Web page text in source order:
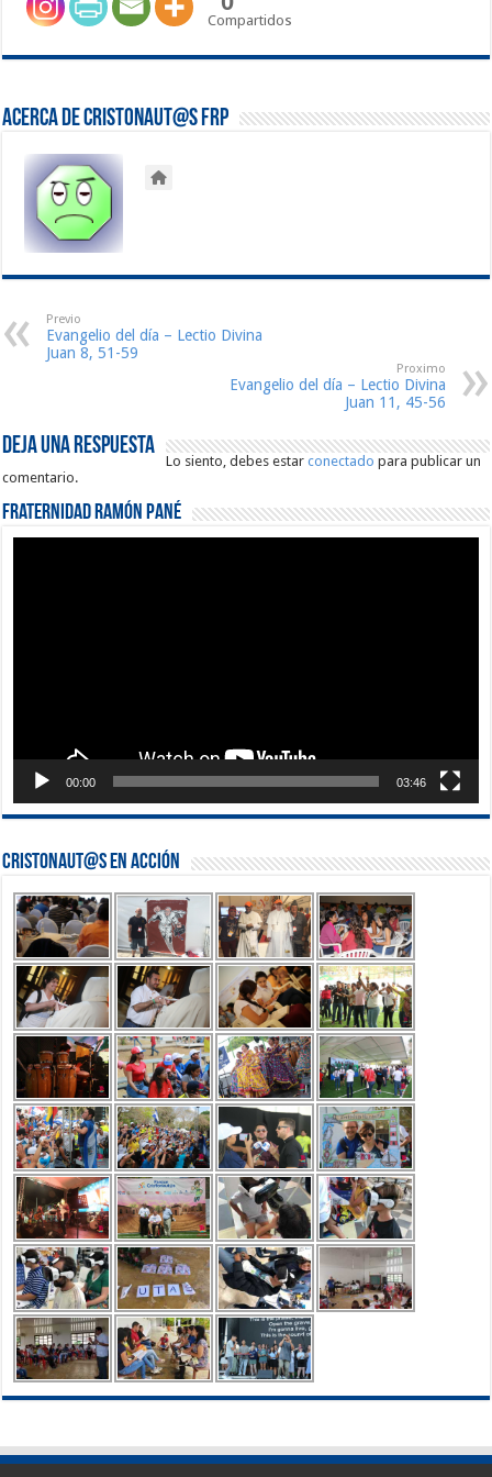
Compartidos
Acerca de Cristonaut@s FRP
Previo
Evangelio del día – Lectio Divina
Juan 8, 51-59
Proximo
Evangelio del día – Lectio Divina
Juan 11, 45-56
Deja una respuesta
Lo siento, debes estarconectado para publicar un
comentario.
Fraternidad Ramón Pané
00:00 03:46
Cristonaut@s en Acción